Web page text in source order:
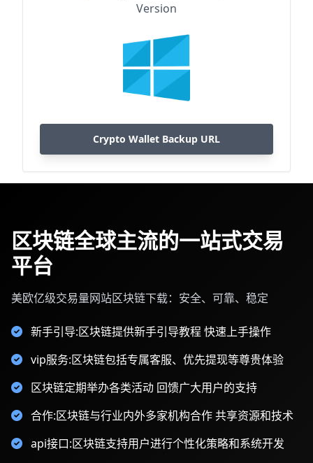
Version
Crypto Wallet Backup URL
区块链全球主流的一站式交易
平台
美欧亿级交易量网站区块链下载：安全、可靠、稳定
新手引导:区块链提供新手引导教程 快速上手操作
vip服务:区块链包括专属客服、优先提现等尊贵体验
区块链定期举办各类活动 回馈广大用户的支持
合作:区块链与行业内外多家机构合作 共享资源和技术
api接口:区块链支持用户进行个性化策略和系统开发